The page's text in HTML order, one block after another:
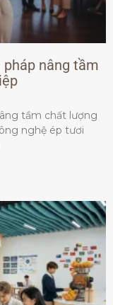
nâng tầm
tầm chất lượng
nghệ ép tươi